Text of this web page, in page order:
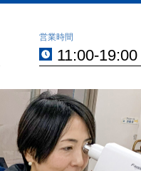
営業時間
11:00-19:00